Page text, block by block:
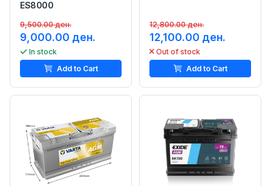
ES8000
9,500.00 ден.
9,000.00 ден.
In stock
Add to Cart
12,800.00 ден.
12,100.00 ден.
Out of stock
Add to Cart